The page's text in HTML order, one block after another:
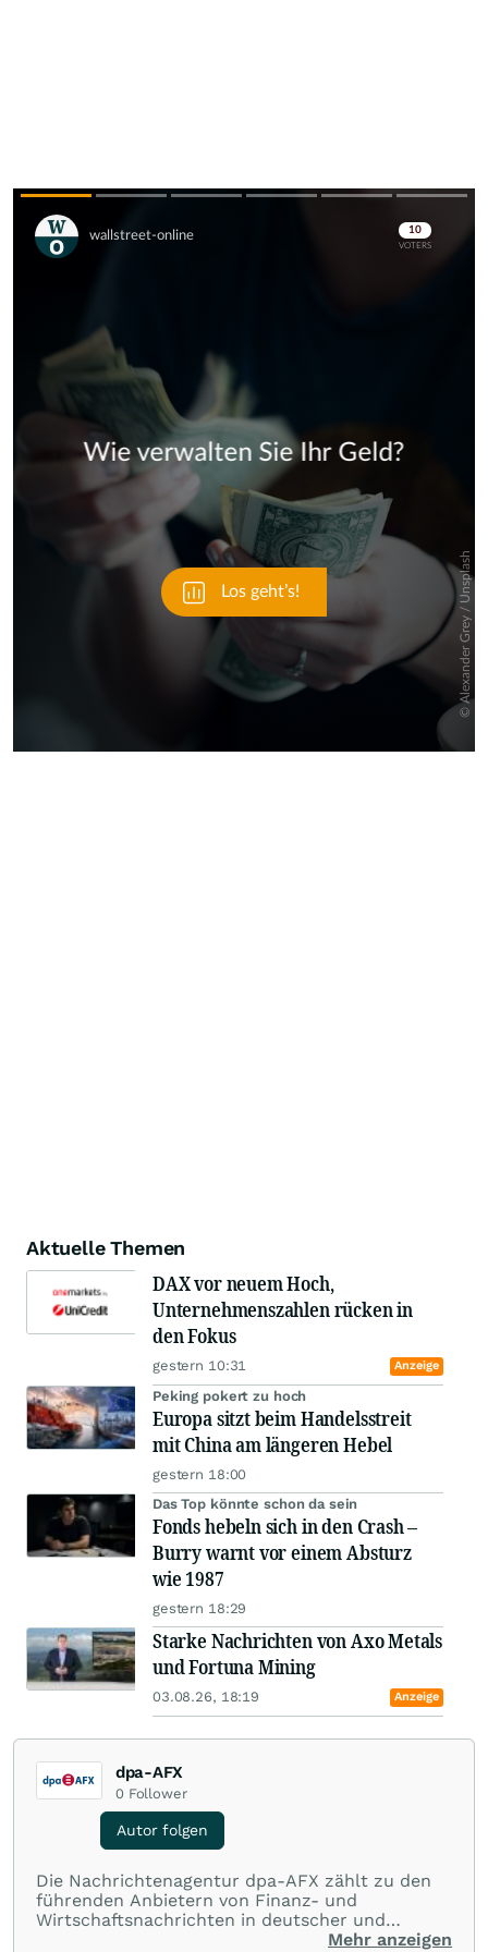
Skip
Aktuelle Themen
DAX vor neuem Hoch,
Unternehmenszahlen rücken in
den Fokus
gestern 10:31 Anzeige
Peking pokert zu hoch
Europa sitzt beim Handelsstreit
mit China am längeren Hebel
gestern 18:00
Das Top könnte schon da sein
Fonds hebeln sich in den Crash –
Burry warnt vor einem Absturz
wie 1987
gestern 18:29
Starke Nachrichten von Axo Metals
und Fortuna Mining
03.08.26, 18:19 Anzeige
dpa-AFX
0 Follower
Autor folgen
Die Nachrichtenagentur dpa-AFX zählt zu den
führenden Anbietern von Finanz- und
Wirtschaftsnachrichten in deutscher und
englischer Sprache. Gestützt auf einMehr anzeigen